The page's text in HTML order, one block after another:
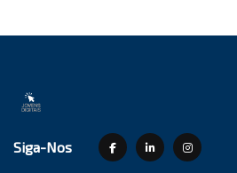
Siga-Nos